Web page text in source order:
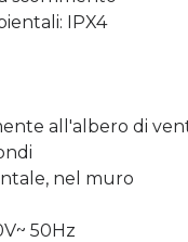
IPX4
all'albero di
nel muro
50Hz